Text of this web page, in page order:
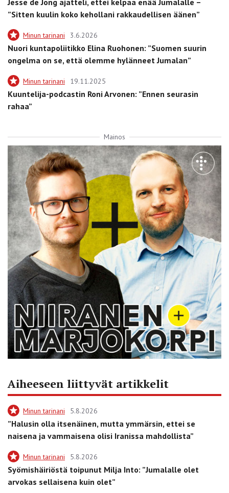
”Sitten kuulin koko kehollani rakkaudellisen äänen”
Minun tarinani 3.6.2026
Nuori kuntapoliitikko Elina Ruohonen: ”Suomen suurin
ongelma on se, että olemme hylänneet Jumalan”
Minun tarinani 19.11.2025
Kuuntelija-podcastin Roni Arvonen: ”Ennen seurasin
rahaa”
Mainos
Aiheeseen liittyvät artikkelit
Minun tarinani 5.8.2026
”Halusin olla itsenäinen, mutta ymmärsin, ettei se
naisena ja vammaisena olisi Iranissa mahdollista”
Minun tarinani 5.8.2026
Syömishäiriöstä toipunut Milja Into: ”Jumalalle olet
arvokas sellaisena kuin olet”